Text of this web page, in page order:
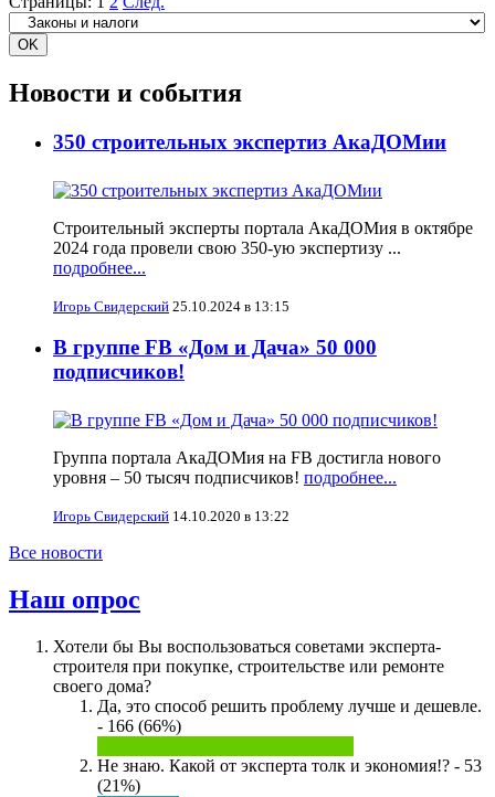
Новости и события
350 строительных экспертиз АкаДОМии
Строительный эксперты портала АкаДОМия в октябре
2024 года провели свою 350-ую экспертизу ...
подробнее...
Игорь Свидерский 25.10.2024 в 13:15
В группе FB «Дом и Дача» 50 000
подписчиков!
Группа портала АкаДОМия на FB достигла нового
уровня – 50 тысяч подписчиков! подробнее...
Игорь Свидерский 14.10.2020 в 13:22
Все новости
Наш опрос
Хотели бы Вы воспользоваться советами эксперта-
строителя при покупке, строительстве или ремонте
своего дома?
Да, это способ решить проблему лучше и дешевле.
- 166 (66%)
Не знаю. Какой от эксперта толк и экономия!? - 53
(21%)